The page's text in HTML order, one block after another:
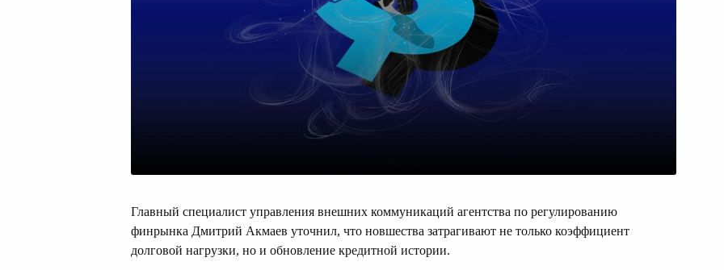
Главный специалист управления внешних коммуникаций агентства по регулированию
финрынка Дмитрий Акмаев уточнил, что новшества затрагивают не только коэффициент
долговой нагрузки, но и обновление кредитной истории.